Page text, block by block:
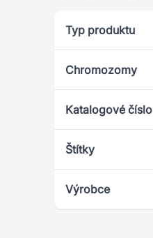
Typ produktu
Chromozomy
Katalogové číslo
Štítky
Výrobce